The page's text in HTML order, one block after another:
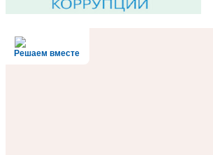
Решаем вместе